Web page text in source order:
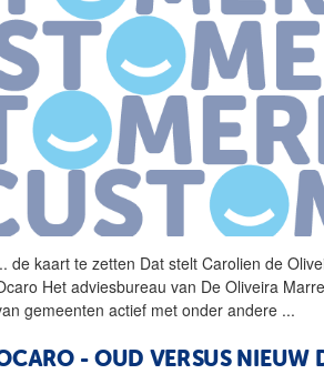
de kaart te zetten Dat steltCarolien de
Het adviesbureau van De Oliveira
gemeenten actief met onder andere ...
- OUD VERSUS NIEUW